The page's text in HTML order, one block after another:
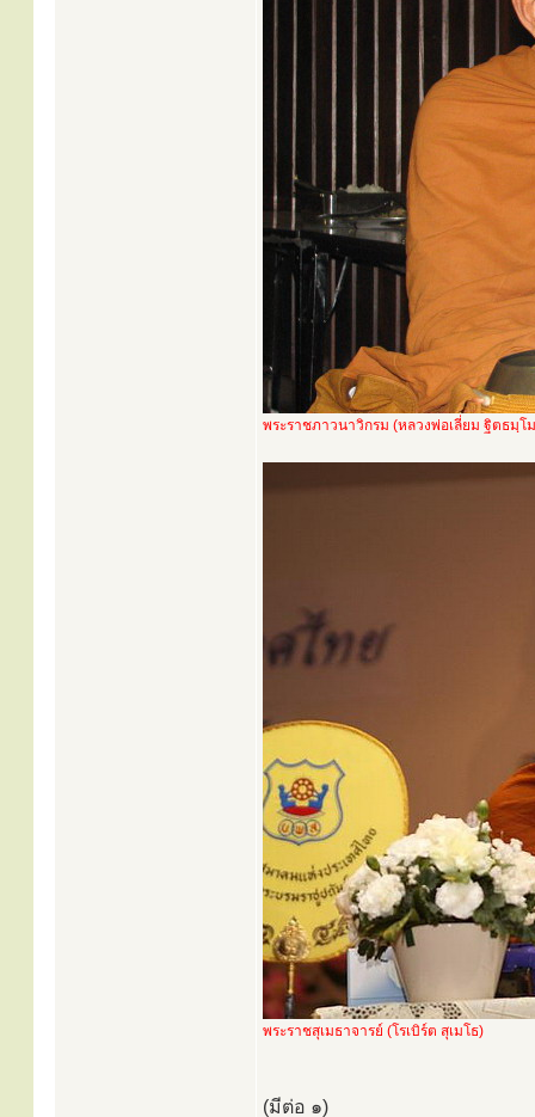
พระราชภาวนาวิกรม (หลวงพ่อเลี่ยม ฐิตธมฺโ
พระราชสุเมธาจารย์ (โรเบิร์ต สุเมโธ)
(มีต่อ ๑)